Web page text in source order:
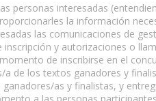
personas interesadas
la información
las comunicaciones de
y autorizaciones o
de inscribirse en el
de los textos ganadores y
as y finalistas, y
a las personas